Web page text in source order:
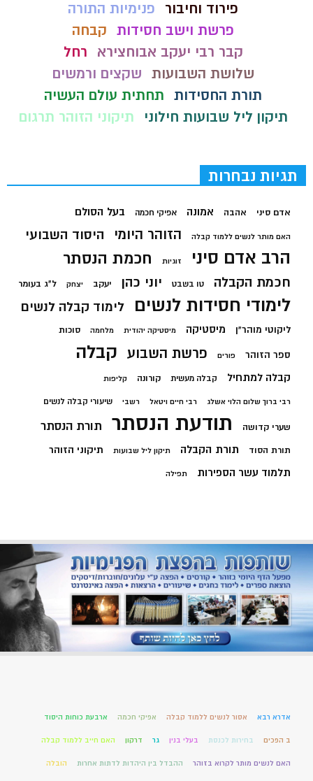
פירוד וחיבור
פנימיות התורה
פרשת וישב חסידות קבחה
קבר רבי יעקב אבוחצירא
רחל
שלושת השבועות שקצים ורמשים
תורת החסידות תחתית עולם העשיה
תיקון ליל שבועות חילוני
תיקוני הזוהר תרגום
תגיות נבחרות
אדם סיני אהבה אמונה אפיקי חכמה בעל הסולם
האם מותר לנשים ללמוד קבלה הזוהר היומי היסוד השבועי
הרב אדם סיני זוגיות חכמת הנסתר
חכמת הקבלה טו בשבט יוני כהן יעקב יצחק ל"ג בעומר
לימודי חסידות לנשים לימוד קבלה לנשים
ליקוטי מוהר"ן מיסטיקה מיסטיקה יהודית מלחמה סוכות
ספר הזוהר פורים פרשת השבוע קבלה
קבלה למתחיל קבלה מעשית קורונה קליפות
רבי ברוך שלום הלוי אשלג רבי חיים ויטאל רשבי שיעורי קבלה לנשים
שערי קדושה תודעת הנסתר תורת הנסתר
תורת הסוד תורת הקבלה תיקון ליל שבועות תיקוני הזוהר
תלמוד עשר הספירות תפילה
אדרא רבא אסור לנשים ללמוד קבלה אפיקי חכמה ארבעת כוחות היסוד
ב הפכים בחירות לכנסת בעלי בנין גר דרקון האם חייב ללמוד קבלה
האם לנשים מותר לקרוא בזוהר ההבדל בין היהדות לדתות אחרות הובלה